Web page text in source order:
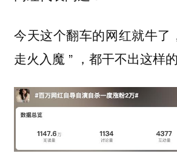
今天这个翻车的网红就牛了
走火入魔 ” ，都干不出这样的